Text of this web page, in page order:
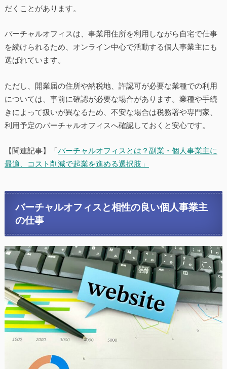
だくことがあります。
バーチャルオフィスは、事業用住所を利用しながら自宅で仕事
を続けられるため、オンライン中心で活動する個人事業主にも
選ばれています。
ただし、開業届の住所や納税地、許認可が必要な業種での利用
については、事前に確認が必要な場合があります。業種や手続
きによって扱いが異なるため、不安な場合は税務署や専門家、
利用予定のバーチャルオフィスへ確認しておくと安心です。
【関連記事】「バーチャルオフィスとは？副業・個人事業主に
最適、コスト削減で起業を進める選択肢」
バーチャルオフィスと相性の良い個人事業主
の仕事